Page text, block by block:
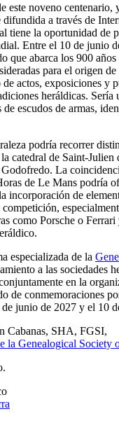
este noveno centenario,
a través de
tiene la oportunidad de
Entre el 10 de junio
que abarca los 900 años
para el origen
actos, exposiciones y
heráldicas. Sería
escudos de armas,
podría recorrer
catedral de Saint-Julien
Godofredo. La
de Le Mans podría
incorporación de
como Porsche o
especializada de la
a las sociedades
en la
de conmemoraciones
junio de 2027 y el 10
Cabanas, SHA, FGSI,
la Genealogical Society